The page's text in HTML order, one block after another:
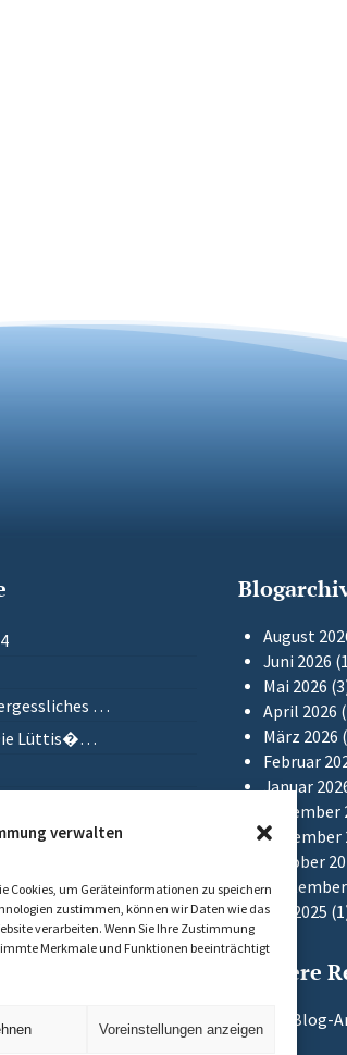
verwalten
Cookies, um Geräteinformationen zu speichern
zustimmen, können wir Daten wie das
verarbeiten. Wenn Sie Ihre Zustimmung
Merkmale und Funktionen beeinträchtigt
Voreinstellungen anzeigen
…
Lüttis�…
August
Juni 2026
Mai 2026
April 2026
März 2026
Februar
Januar
Dezember
November
Oktober
Mai 2025
Frühere
Zum Blog-